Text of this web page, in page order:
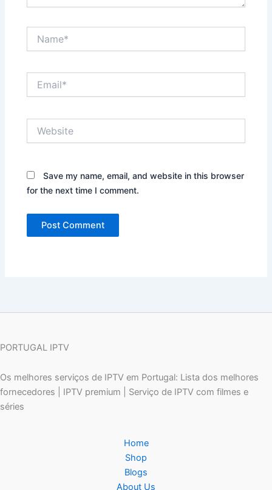
Save my name, email, and website in this browser
for the next time I comment.
PORTUGAL IPTV
Os melhores serviços de IPTV em Portugal: Lista dos melhores
fornecedores | IPTV premium | Serviço de IPTV com filmes e
séries
Home
Shop
Blogs
About Us